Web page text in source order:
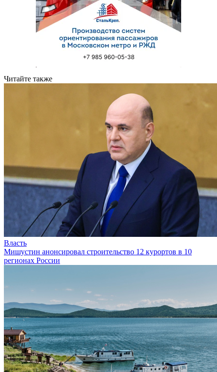
Читайте также
Власть
Мишустин анонсировал строительство 12 курортов в 10
регионах России